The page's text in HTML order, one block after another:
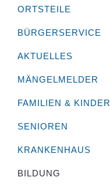
ORTSTEILE
BÜRGERSERVICE
AKTUELLES
MÄNGELMELDER
FAMILIEN & KINDER
SENIOREN
KRANKENHAUS
BILDUNG